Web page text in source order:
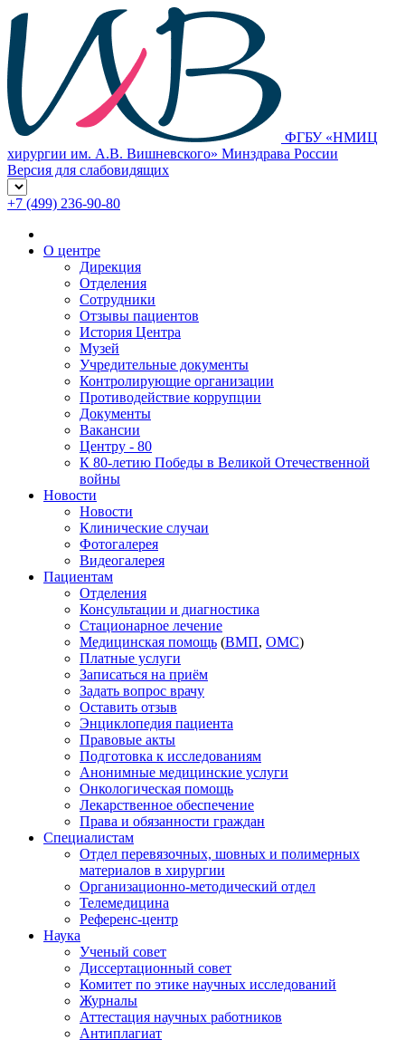
ФГБУ «НМИЦ
хирургии им. А.В. Вишневского» Минздрава России
Версия для слабовидящих
+7 (499) 236-90-80
О центре
Дирекция
Отделения
Сотрудники
Отзывы пациентов
История Центра
Музей
Учредительные документы
Контролирующие организации
Противодействие коррупции
Документы
Вакансии
Центру - 80
К 80-летию Победы в Великой Отечественной
войны
Новости
Новости
Клинические случаи
Фотогалерея
Видеогалерея
Пациентам
Отделения
Консультации и диагностика
Стационарное лечение
Медицинская помощь (ВМП, ОМС)
Платные услуги
Записаться на приём
Задать вопрос врачу
Оставить отзыв
Энциклопедия пациента
Правовые акты
Подготовка к исследованиям
Анонимные медицинские услуги
Онкологическая помощь
Лекарственное обеспечение
Права и обязанности граждан
Специалистам
Отдел перевязочных, шовных и полимерных
материалов в хирургии
Организационно-методический отдел
Телемедицина
Референс-центр
Наука
Ученый совет
Диссертационный совет
Комитет по этике научных исследований
Журналы
Аттестация научных работников
Антиплагиат